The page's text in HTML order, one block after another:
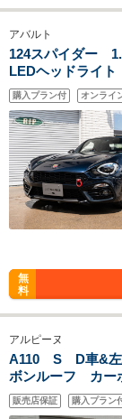
アバルト
124スパイダー
LEDヘッドライ
&ペイント ツィ
購入プラン付 オンライ
無
料
アルピーヌ
A110 S D車&左
ボンルーフ カ
ナビ 屋内車庫
カスタム220
販売店保証 購入プラン